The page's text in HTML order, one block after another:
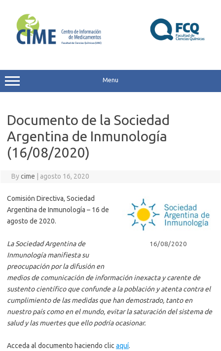
content
Menu
Documento de la Sociedad
Argentina de Inmunología
(16/08/2020)
Bycime agosto 16, 2020
16/08/2020
Comisión Directiva, Sociedad
Argentina de Inmunología – 16 de
agosto de 2020.
La Sociedad Argentina de
Inmunología manifiesta su
preocupación por la difusión en
medios de comunicación de información inexacta y carente de
sustento científico que confunde a la población y atenta contra el
cumplimiento de las medidas que han demostrado, tanto en
nuestro país como en el mundo, evitar la saturación del sistema de
salud y las muertes que ello podría ocasionar.
Acceda al documento haciendo clicaquí.